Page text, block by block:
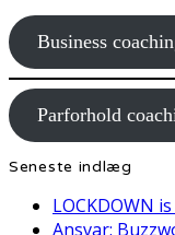
Business
Parforhold
Seneste indlæg
LOCKDOWN
Ansvar: